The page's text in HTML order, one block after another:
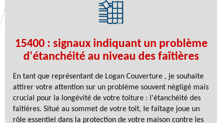
15400 : signaux indiquant un problème
d'étanchéité au niveau des faîtières
En tant que représentant de Logan Couverture , je souhaite
attirer votre attention sur un problème souvent négligé mais
crucial pour la longévité de votre toiture : l'étanchéité des
faîtières. Situé au sommet de votre toit, le faîtage joue un
rôle essentiel dans la protection de votre maison contre les